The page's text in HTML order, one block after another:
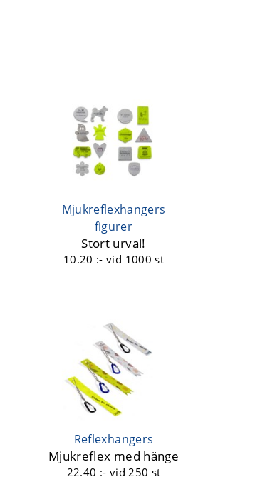
Mjukreflexhangers
figurer
Stort urval!
10.20 :-vid 1000 st
Reflexhangers
Mjukreflex med hänge
22.40 :- vid 250 st